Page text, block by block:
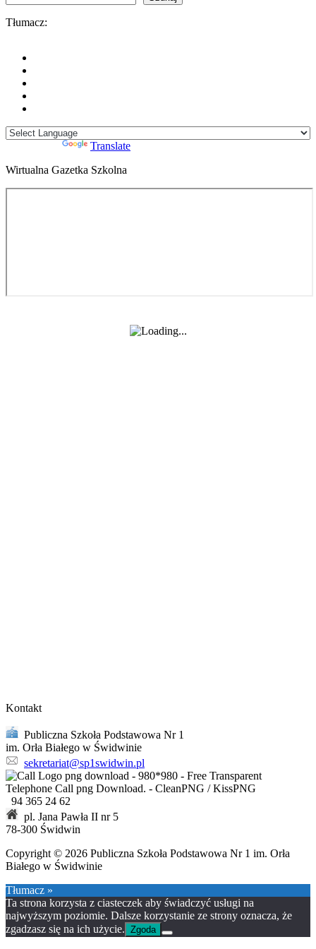
Tłumacz:
Translate
Wirtualna Gazetka Szkolna
Kontakt
Publiczna Szkoła Podstawowa Nr 1
im. Orła Białego w Świdwinie
sekretariat@sp1swidwin.pl
94 365 24 62
pl. Jana Pawła II nr 5
78-300 Świdwin
Copyright © 2026 Publiczna Szkoła Podstawowa Nr 1 im. Orła
Białego w Świdwinie
Tłumacz »
Ta strona korzysta z ciasteczek aby świadczyć usługi na
najwyższym poziomie. Dalsze korzystanie ze strony oznacza, że
zgadzasz się na ich użycie. Zgoda